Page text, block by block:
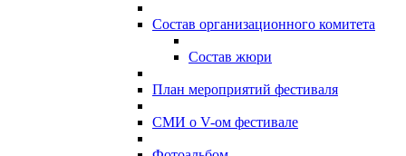
Состав организационного комитета
Состав жюри
План мероприятий фестиваля
СМИ о V-ом фестивале